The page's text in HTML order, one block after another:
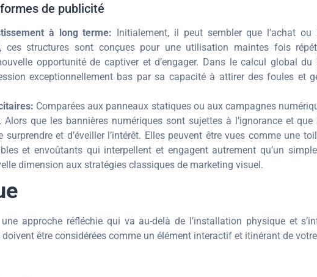
de publicité
à long terme: Initialement, il peut sembler que l’achat
ces structures sont conçues pour une utilisation maintes fois
opportunité de captiver et d’engager. Dans le calcul global du
exceptionnellement bas par sa capacité à attirer des foules et
Comparées aux panneaux statiques ou aux campagnes
que les bannières numériques sont sujettes à l’ignorance et
et d’éveiller l’intérêt. Elles peuvent être vues comme une
et envoûtants qui interpellent et engagent autrement qu’un
dimension aux stratégies classiques de marketing visuel.
approche réfléchie qui va au-delà de l’installation physique et
être considérées comme un élément interactif et itinérant de